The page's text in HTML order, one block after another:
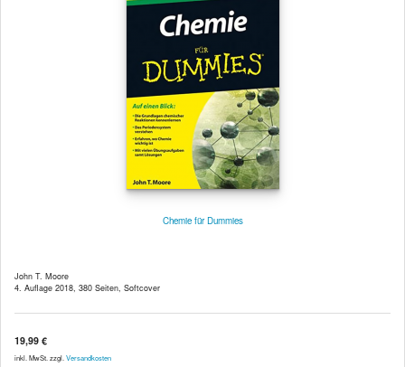
Chemie für Dummies
John T. Moore
4. Auflage 2018, 380 Seiten, Softcover
19,99 €
inkl. MwSt. zzgl. Versandkosten